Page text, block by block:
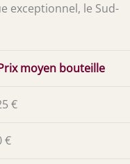
exceptionnel, le Sud-
moyen bouteille
€
€